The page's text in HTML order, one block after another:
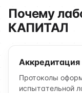
Почему
КАПИТАЛ
Аккредитация
Протоколы
испытательной